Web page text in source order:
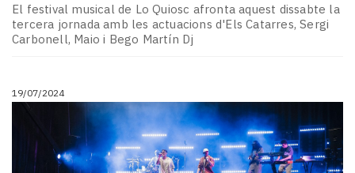
El festival musical de Lo Quiosc afronta aquest dissabte la
tercera jornada amb les actuacions d'Els Catarres, Sergi
Carbonell, Maio i Bego Martín Dj
19/07/2024